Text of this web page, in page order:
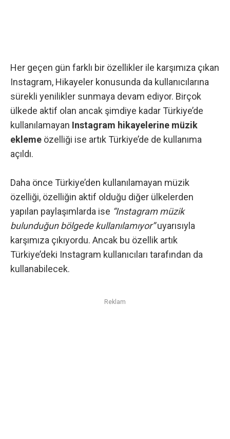
Her geçen gün farklı bir özellikler ile karşımıza çıkan
Instagram, Hikayeler konusunda da kullanıcılarına
sürekli yenilikler sunmaya devam ediyor. Birçok
ülkede aktif olan ancak şimdiye kadar Türkiye’de
kullanılamayan Instagram hikayelerine müzik
ekleme özelliği ise artık Türkiye’de de kullanıma
açıldı.
Daha önce Türkiye’den kullanılamayan müzik
özelliği, özelliğin aktif olduğu diğer ülkelerden
yapılan paylaşımlarda ise “Instagram müzik
bulunduğun bölgede kullanılamıyor”uyarısıyla
karşımıza çıkıyordu. Ancak bu özellik artık
Türkiye’deki Instagram kullanıcıları tarafından da
kullanabilecek.
Reklam